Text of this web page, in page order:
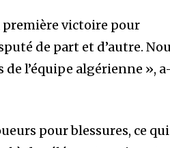
première victoire pour
de part et d’autre.
l’équipe algérienne »,
pour blessures, ce